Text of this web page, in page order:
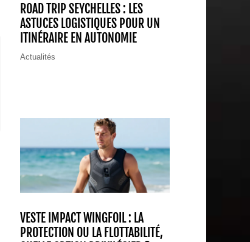
ROAD TRIP SEYCHELLES : LES
ASTUCES LOGISTIQUES POUR UN
ITINÉRAIRE EN AUTONOMIE
Actualités
VESTE IMPACT WINGFOIL : LA
PROTECTION OU LA FLOTTABILITÉ,